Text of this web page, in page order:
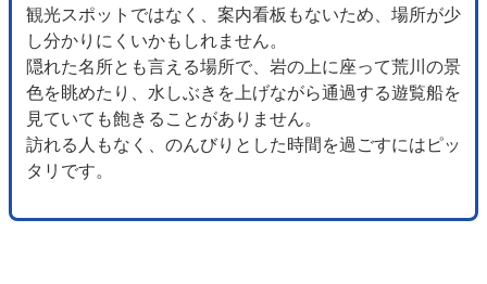
観光スポットではなく、案内看板もないため、場所が少
し分かりにくいかもしれません。
隠れた名所とも言える場所で、岩の上に座って荒川の景
色を眺めたり、水しぶきを上げながら通過する遊覧船を
見ていても飽きることがありません。
訪れる人もなく、のんびりとした時間を過ごすにはピッ
タリです。